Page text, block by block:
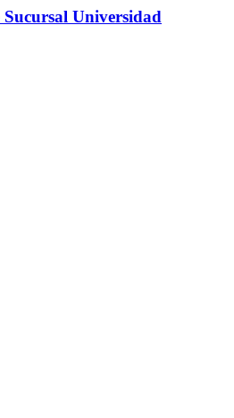
Universidad